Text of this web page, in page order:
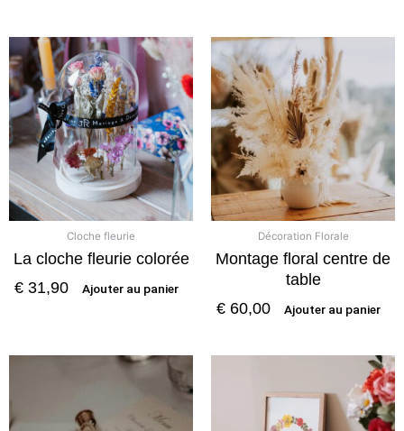
Cloche fleurie
La cloche fleurie colorée
€ 31,90 Ajouter au panier
Décoration Florale
Montage floral centre de
table
€ 60,00 Ajouter au panier